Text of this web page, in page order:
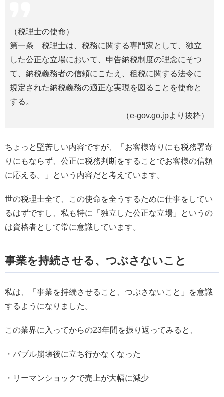
（税理士の使命）
第一条 税理士は、税務に関する専門家として、独立
した公正な立場において、申告納税制度の理念にそつ
て、納税義務者の信頼にこたえ、租税に関する法令に
規定された納税義務の適正な実現を図ることを使命と
する。
（e-gov.go.jpより抜粋）
ちょっと堅苦しい内容ですが、「お客様寄りにも税務署寄
りにもならず、公正に税務判断をすることでお客様の信頼
に応える。」という内容だと考えています。
世の税理士全て、この使命を全うするために仕事をしてい
るはずですし、私も特に「独立した公正な立場」というの
は資格者として常に意識しています。
事業を持続させる、つぶさないこと
私は、「事業を持続させること、つぶさないこと」を意識
するようになりました。
この業界に入ってからの23年間を振り返ってみると、
・バブル崩壊後に立ち行かなくなった
・リーマンショックで売上が大幅に減少